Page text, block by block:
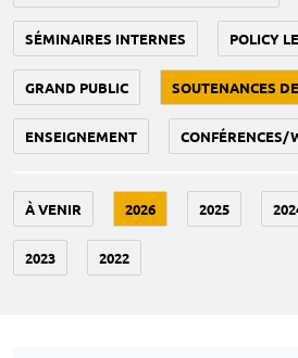
SÉMINAIRES INTERNES POLICY
GRAND PUBLIC SOUTENANCES
ENSEIGNEMENT CONFÉRENCES/
À VENIR 2026 2025
2023 2022